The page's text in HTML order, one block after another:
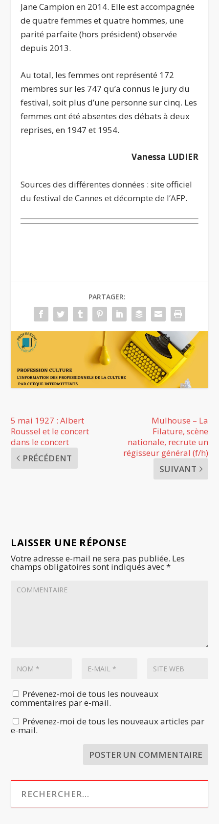
Jane Campion en 2014. Elle est accompagnée
de quatre femmes et quatre hommes, une
parité parfaite (hors président) observée
depuis 2013.
Au total, les femmes ont représenté 172
membres sur les 747 qu’a connus le jury du
festival, soit plus d’une personne sur cinq. Les
femmes ont été absentes des débats à deux
reprises, en 1947 et 1954.
Vanessa LUDIER
Sources des différentes données : site officiel
du festival de Cannes etdécompte de l’AFP.
PARTAGER:
5 mai 1927 : Albert
Roussel et le concert
dans le concert
PRÉCÉDENT
Mulhouse – La
Filature, scène
nationale, recrute un
régisseur général (f/h)
SUIVANT
LAISSER UNE RÉPONSE
Votre adresse e-mail ne sera pas publiée. Les
champs obligatoires sont indiqués avec*
Prévenez-moi de tous les nouveaux
commentaires par e-mail.
Prévenez-moi de tous les nouveaux articles par
e-mail.